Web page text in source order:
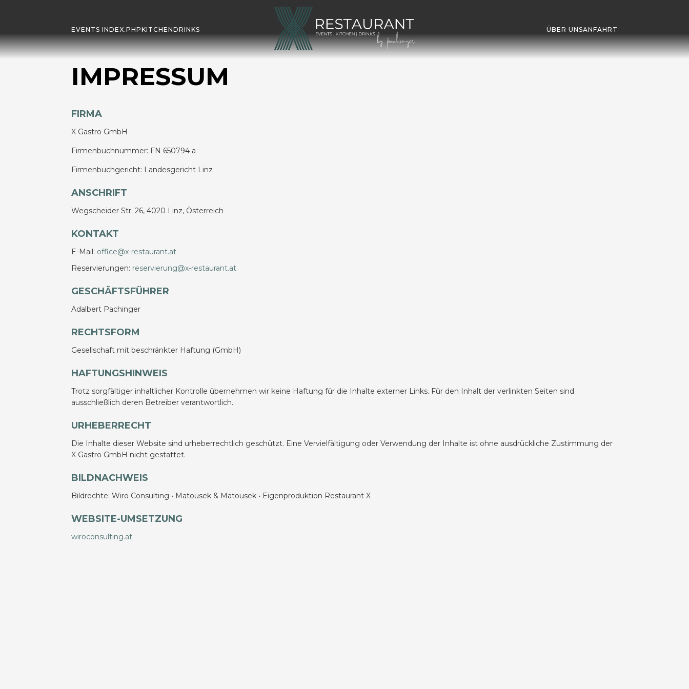
EVENTS INDEX.PHPKITCHENDRINKS ÜBER UNSANFAHRT
IMPRESSUM
FIRMA
X Gastro GmbH
Firmenbuchnummer: FN 650794 a
Firmenbuchgericht: Landesgericht Linz
ANSCHRIFT
Wegscheider Str. 26, 4020 Linz, Österreich
KONTAKT
E-Mail: office@x-restaurant.at
Reservierungen: reservierung@x-restaurant.at
GESCHÄFTSFÜHRER
Adalbert Pachinger
RECHTSFORM
Gesellschaft mit beschränkter Haftung (GmbH)
HAFTUNGSHINWEIS
Trotz sorgfältiger inhaltlicher Kontrolle übernehmen wir keine Haftung für die Inhalte externer Links. Für den Inhalt der verlinkten Seiten sind
ausschließlich deren Betreiber verantwortlich.
URHEBERRECHT
Die Inhalte dieser Website sind urheberrechtlich geschützt. Eine Vervielfältigung oder Verwendung der Inhalte ist ohne ausdrückliche Zustimmung der
X Gastro GmbH nicht gestattet.
BILDNACHWEIS
Bildrechte: Wiro Consulting • Matousek & Matousek • Eigenproduktion Restaurant X
WEBSITE-UMSETZUNG
wiroconsulting.at